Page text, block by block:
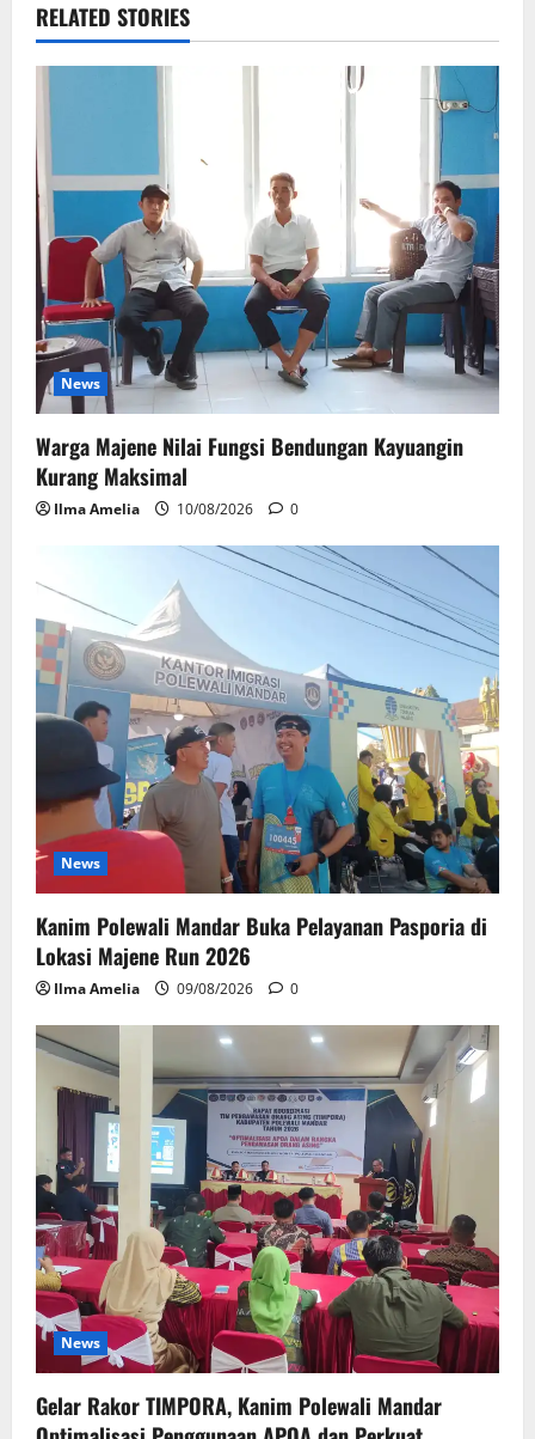
RELATED STORIES
News
Warga Majene Nilai Fungsi Bendungan Kayuangin
Kurang Maksimal
Ilma Amelia 10/08/2026 0
News
Kanim Polewali Mandar Buka Pelayanan Pasporia di
Lokasi Majene Run 2026
Ilma Amelia 09/08/2026 0
News
Gelar Rakor TIMPORA, Kanim Polewali Mandar